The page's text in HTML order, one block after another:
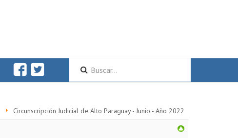
Circunscripción Judicial de Alto Paraguay - Junio - Año 2022